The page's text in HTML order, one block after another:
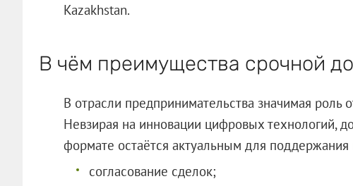
Kazakhstan.
В чём преимущества срочной
В отрасли предпринимательства значимая роль
Невзирая на инновации цифровых технологий,
формате остаётся актуальным для поддержания
согласование сделок;